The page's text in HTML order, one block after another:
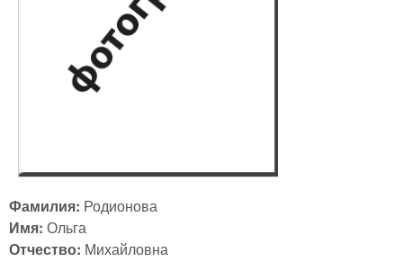
Фамилия: Родионова
Имя: Ольга
Отчество: Михайловна